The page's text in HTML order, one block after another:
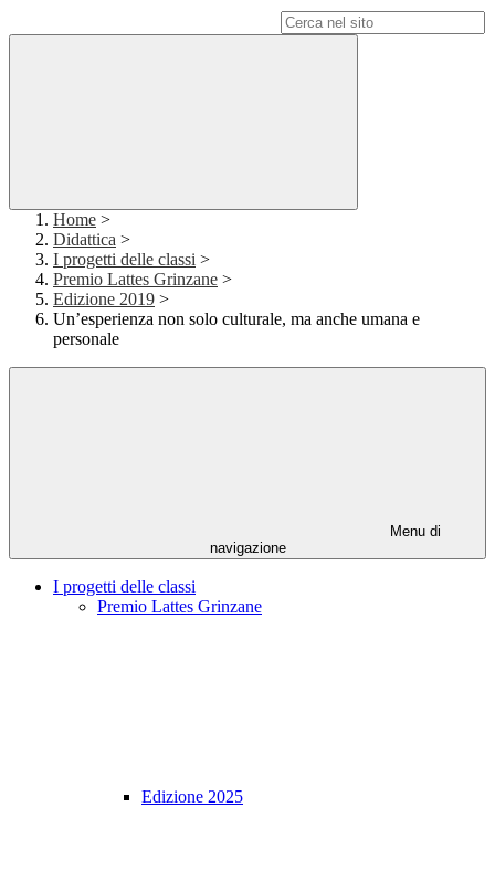
Home >
Didattica >
I progetti delle classi >
Premio Lattes Grinzane >
Edizione 2019 >
Un’esperienza non solo culturale, ma anche umana e
personale
Menu di
navigazione
I progetti delle classi
Premio Lattes Grinzane
Edizione 2025